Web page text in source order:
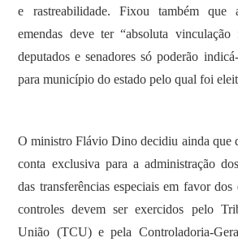
e rastreabilidade. Fixou também que
emendas deve ter “absoluta vinculação
deputados e senadores só poderão
para município do estado pelo qual foi
O ministro Flávio Dino decidiu ainda que
conta exclusiva para a administração
das transferências especiais em favor dos
controles devem ser exercidos pelo
União (TCU) e pela Controladoria-